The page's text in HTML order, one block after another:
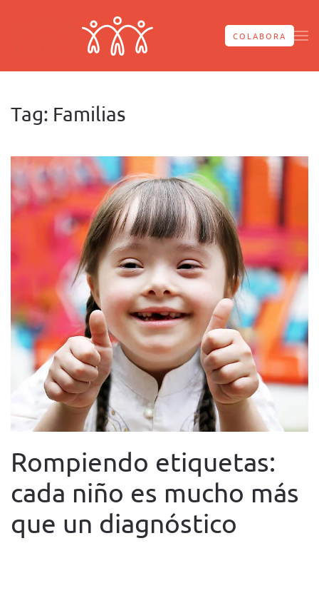
Skip to main content COLABORA
Tag: Familias
Rompiendo etiquetas:
cada niño es mucho más
que un diagnóstico